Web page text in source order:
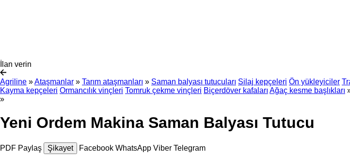
İlan verin
Agriline »Ataşmanlar » Tarım ataşmanları » Saman balyası tutucuları Silaj kepçeleri Ön yükleyiciler
Kayma kepçeleri Ormancılık vinçleri Tomruk çekme vinçleri Biçerdöver kafaları Ağaç kesme başlıkları
»
Yeni Ordem Makina Saman Balyası Tutucu
PDF Paylaş Şikayet Facebook WhatsApp Viber Telegram